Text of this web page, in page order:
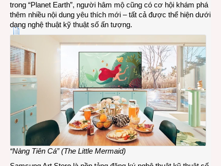
trong “Planet Earth”, người hâm mộ cũng có cơ hội khám phá
thêm nhiều nội dung yêu thích mới – tất cả được thể hiện dưới
dạng nghệ thuật kỹ thuật số ấn tượng.
“Nàng Tiên Cá” (The Little Mermaid)